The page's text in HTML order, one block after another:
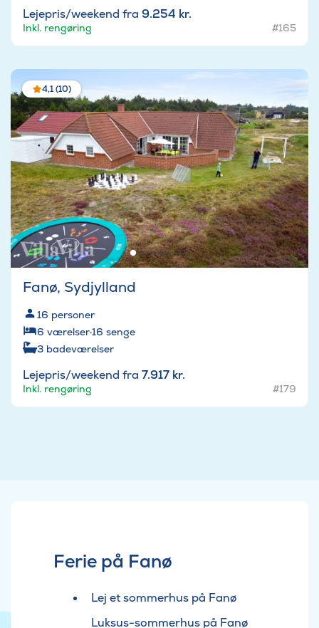
Lejepris/weekend fra 9.254 kr.
Inkl. rengøring #165
4,1 (10)
Fanø, Sydjylland
16 personer
6 værelser·16 senge
3 badeværelser
Lejepris/weekend fra 7.917 kr.
Inkl. rengøring #179
Ferie på Fanø
Lej et sommerhus på Fanø
Luksus-sommerhus på Fanø